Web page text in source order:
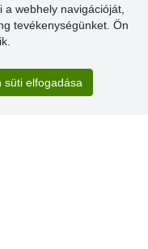
webhely navigációját,
tevékenységünket. Ön
süti elfogadása